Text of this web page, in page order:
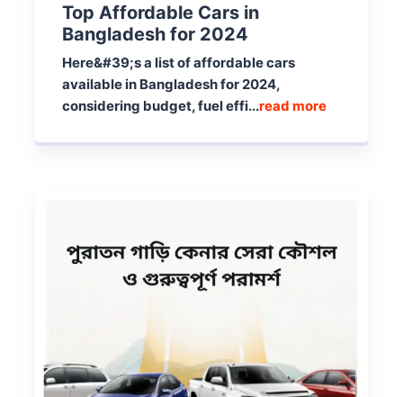
Top Affordable Cars in
Bangladesh for 2024
Here&#39;s a list of affordable cars
available in Bangladesh for 2024,
considering budget, fuel effi...read more